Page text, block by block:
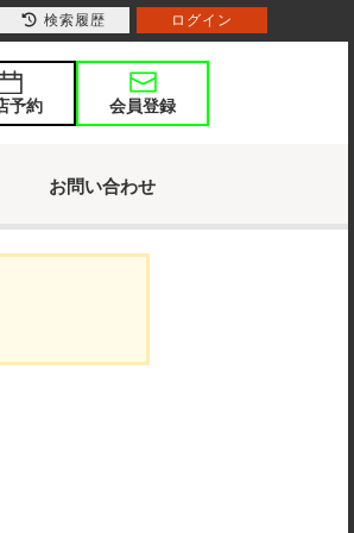
予約 会員登録
お問い合わせ
検索履歴 ログイン